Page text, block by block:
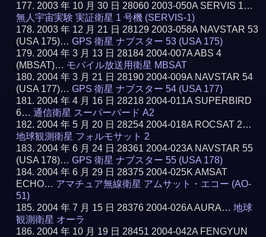
2003 年 10 月 30 日 28060 2003-050A SERVIS 1…
無人宇宙実験 実証衛星 1 号機 (SERVIS-1)
2003 年 12 月 21 日 28129 2003-058A NAVSTAR 53
(USA 175)…GPS 衛星 ナブスター 53 (USA 175)
2004 年 3 月 13 日 28184 2004-007A ABS 4
(MBSAT)… モバイル放送用衛星 MBSAT
2004 年 3 月 21 日 28190 2004-009A NAVSTAR 54
(USA 177)…GPS 衛星 ナブスター 54 (USA 177)
2004 年 4 月 16 日 28218 2004-011A SUPERBIRD
6…通信衛星 スーパーバード A2
2004 年 5 月 20 日 28254 2004-018A ROCSAT 2…
地球観測衛星 フォルモサット 2
2004 年 6 月 24 日 28361 2004-023A NAVSTAR 55
(USA 178)…GPS 衛星 ナブスター 55 (USA 178)
2004 年 6 月 29 日 28375 2004-025K AMSAT
ECHO… アマチュア無線衛星 アムサット・エコー (AO-
51)
2004 年 7 月 15 日 28376 2004-026A AURA…地球
観測衛星 オーラ
2004 年 10 月 19 日 28451 2004-042A FENGYUN